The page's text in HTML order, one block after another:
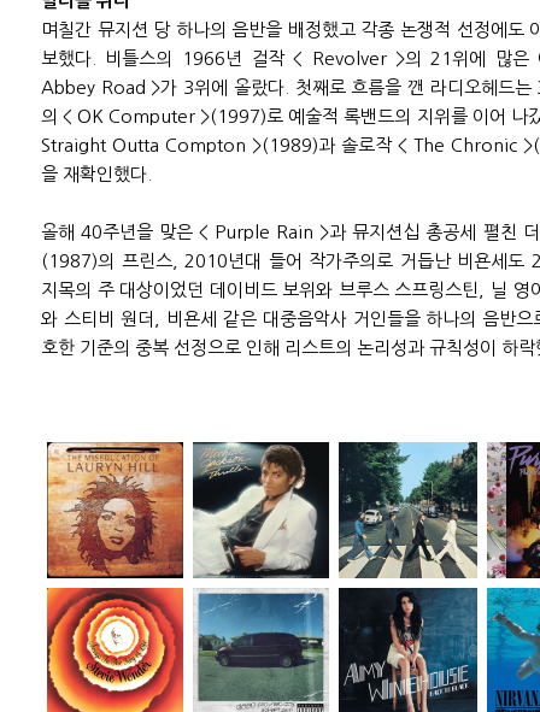
며칠간 뮤지션 당 하나의 음반을 배정했고 각종 논쟁적 선정에도
보했다. 비틀스의 1966년 걸작 < Revolver >의 21위에 많은
Abbey Road >가 3위에 올랐다. 첫째로 흐름을 깬 라디오헤드
의 < OK Computer >(1997)로 예술적 록밴드의 지위를 이어 나
Straight Outta Compton >(1989)과 솔로작 < The Chronic
을 재확인했다.
올해 40주년을 맞은 < Purple Rain >과 뮤지션십 총공세 펼친
(1987)의 프린스, 2010년대 들어 작가주의로 거듭난 비욘세도
지목의 주 대상이었던 데이비드 보위와 브루스 스프링스틴, 닐 영
와 스티비 원더, 비욘세 같은 대중음악사 거인들을 하나의 음반
호한 기준의 중복 선정으로 인해 리스트의 논리성과 규칙성이 하락